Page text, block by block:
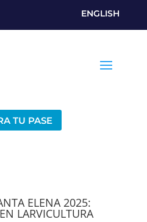
ENGLISH
TU PASE
ELENA 2025:
LARVICULTURA